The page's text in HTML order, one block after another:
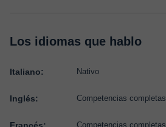
Los idiomas que hablo
Italiano: Nativo
Inglés: Competencias completas
Competencias completas